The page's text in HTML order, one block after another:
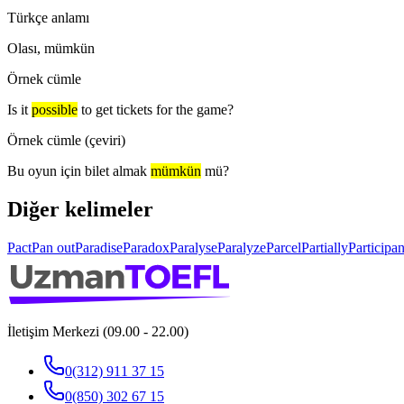
Türkçe anlamı
Olası, mümkün
Örnek cümle
Is it possible to get tickets for the game?
Örnek cümle (çeviri)
Bu oyun için bilet almak mümkün mü?
Diğer kelimeler
PactPan outParadiseParadoxParalyseParalyzeParcelPartially
İletişim Merkezi (09.00 - 22.00)
0(312) 911 37 15
0(850) 302 67 15